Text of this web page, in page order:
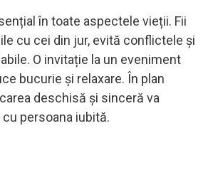
în toate aspectele vieții. Fii
cu cei din jur, evită conflictele și
O invitație la un eveniment
bucurie și relaxare. În plan
deschisă și sinceră va
persoana iubită.